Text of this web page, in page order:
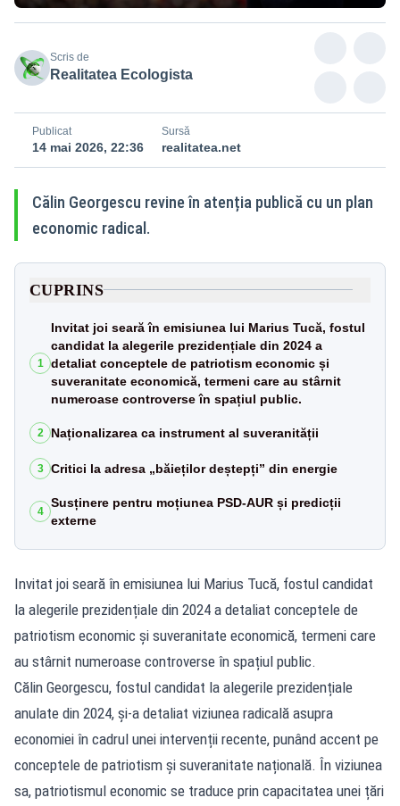
Scris de
Realitatea Ecologista
Publicat
14 mai 2026, 22:36
Sursă
realitatea.net
Călin Georgescu revine în atenția publică cu un plan
economic radical.
CUPRINS
1
Invitat joi seară în emisiunea lui Marius Tucă, fostul
candidat la alegerile prezidențiale din 2024 a
detaliat conceptele de patriotism economic și
suveranitate economică, termeni care au stârnit
numeroase controverse în spațiul public.
2 Naționalizarea ca instrument al suveranității
3 Critici la adresa „băieților deștepți” din energie
4
Susținere pentru moțiunea PSD-AUR și predicții
externe
Invitat joi seară în emisiunea lui Marius Tucă, fostul candidat
la alegerile prezidențiale din 2024 a detaliat conceptele de
patriotism economic și suveranitate economică, termeni care
au stârnit numeroase controverse în spațiul public.
Călin Georgescu, fostul candidat la alegerile prezidențiale
anulate din 2024, și-a detaliat viziunea radicală asupra
economiei în cadrul unei intervenții recente, punând accent pe
conceptele de patriotism și suveranitate națională. În viziunea
sa, patriotismul economic se traduce prin capacitatea unei țări